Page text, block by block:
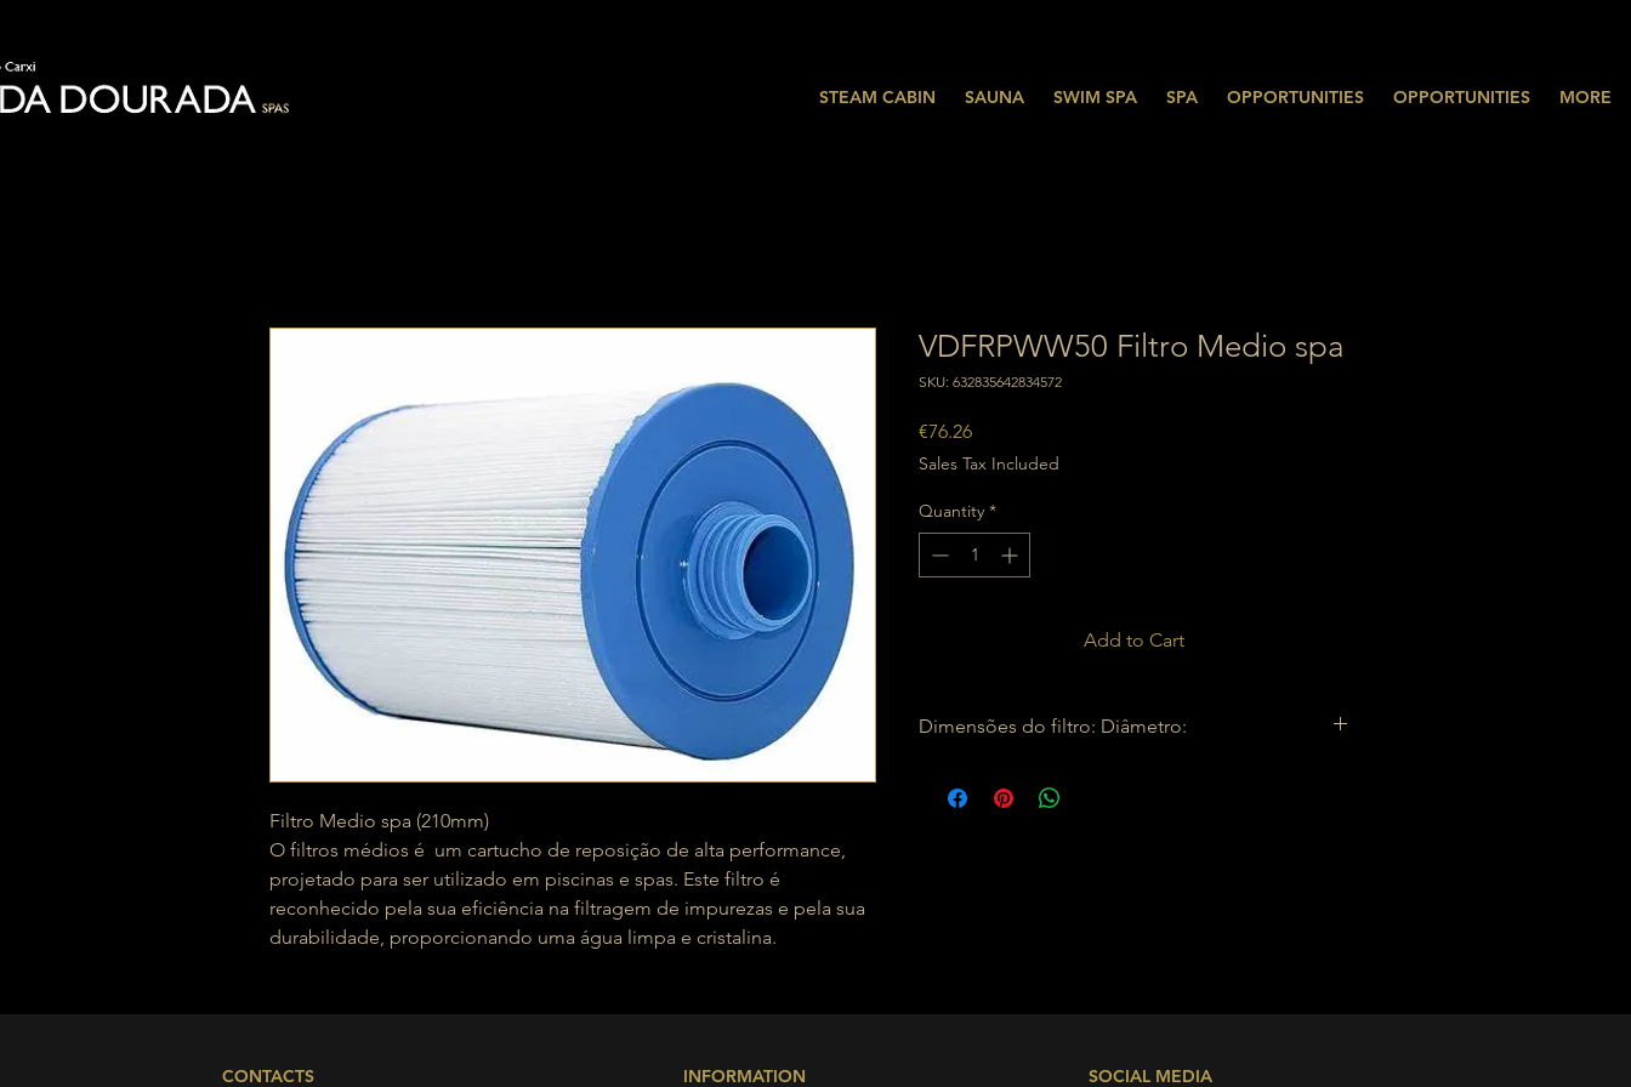
STEAM CABIN SAUNA SWIM SPA SPA OPPORTUNITIES OPPORTUNITIES MORE
Filtro Medio spa (210mm)
O filtros médios é um cartucho de reposição de alta performance,
projetado para ser utilizado em piscinas e spas. Este filtro é
reconhecido pela sua eficiência na filtragem de impurezas e pela sua
durabilidade, proporcionando uma água limpa e cristalina.
VDFRPWW50 Filtro Medio spa
SKU: 632835642834572
€76.26Price
Sales Tax Included
Quantity *
Add to Cart
Dimensões do filtro: Diâmetro:
176 mm
Topo: Pega
CONTACTS INFORMATION SOCIAL MEDIA